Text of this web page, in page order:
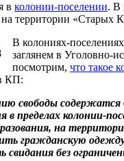
в колонии-поселении. В
на территории
В колониях-
заглянем в Уголовно-
посмотрим, что такое
КП:
свободы
в пределах колонии-
на
гражданскую
без